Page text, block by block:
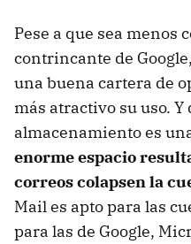
Pese a que sea menos
contrincante de
una buena cartera de
más atractivo su uso.
almacenamiento es
enorme espacio
correos colapsen la
Mail es apto para las
para las de Google,